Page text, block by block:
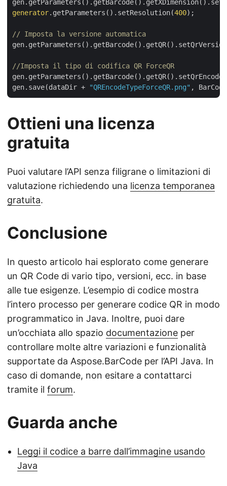
generator.getParameters().setResolution(400);
// Imposta la versione automatica
//Imposta il tipo di codifica QR ForceQR
gen.save(dataDir +
"QREncodeTypeForceQR.png"
Ottieni una licenza
gratuita
Puoi valutare l’API senza filigrane o limitazioni di
valutazione richiedendo una licenza temporanea
gratuita.
Conclusione
In questo articolo hai esplorato come generare
un QR Code di vario tipo, versioni, ecc. in base
alle tue esigenze. L’esempio di codice mostra
l’intero processo per generare codice QR in modo
programmatico in Java. Inoltre, puoi dare
un’occhiata allo spazio documentazione per
controllare molte altre variazioni e funzionalità
supportate da Aspose.BarCode per l’API Java. In
caso di domande, non esitare a contattarci
tramite il forum.
Guarda anche
Leggi il codice a barre dall’immagine usando
Java